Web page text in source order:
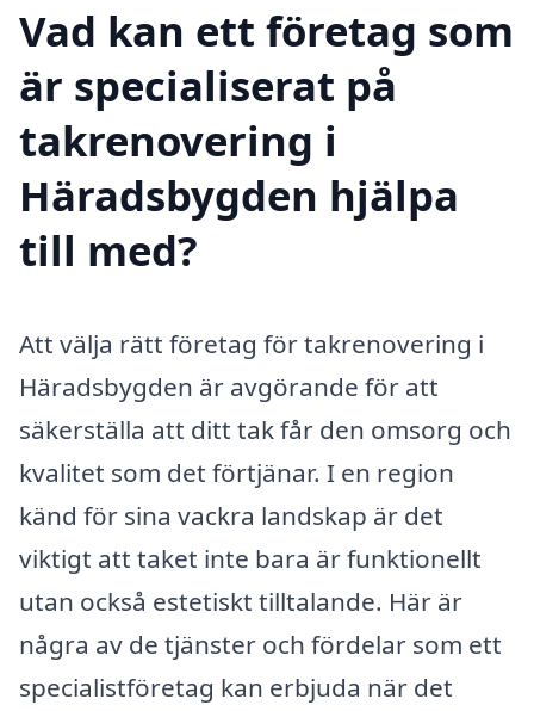
Vad kan ett företag som
är specialiserat på
takrenovering i
Häradsbygden hjälpa
till med?
Att välja rätt företag för takrenovering i
Häradsbygden är avgörande för att
säkerställa att ditt tak får den omsorg och
kvalitet som det förtjänar. I en region
känd för sina vackra landskap är det
viktigt att taket inte bara är funktionellt
utan också estetiskt tilltalande. Här är
några av de tjänster och fördelar som ett
specialistföretag kan erbjuda när det